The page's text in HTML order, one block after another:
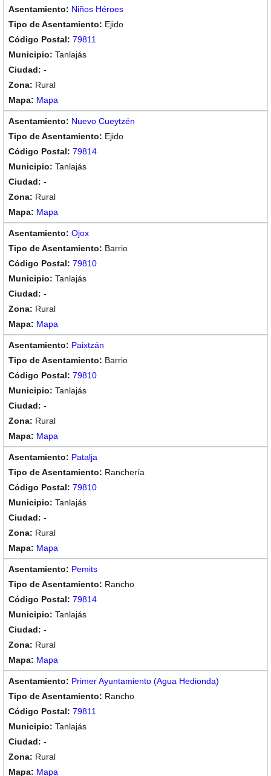
Niños Héroes
Ejido
79811
Tanlajás
-
Rural
Mapa
Nuevo Cueytzén
Ejido
79814
Tanlajás
-
Rural
Mapa
Ojox
Barrio
79810
Tanlajás
-
Rural
Mapa
Paixtzán
Barrio
79810
Tanlajás
-
Rural
Mapa
Patalja
Ranchería
79810
Tanlajás
-
Rural
Mapa
Pemits
Rancho
79814
Tanlajás
-
Rural
Mapa
Primer Ayuntamiento (Agua Hedionda)
Rancho
79811
Tanlajás
-
Rural
Mapa